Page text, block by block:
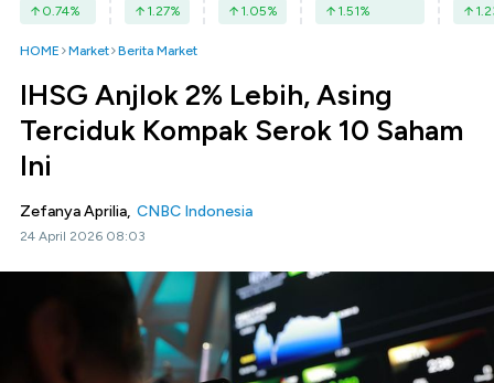
0.74% 1.27% 1.05% 1.51%
HOME Market Berita Market
IHSG Anjlok 2% Lebih, Asing
Terciduk Kompak Serok 10 Saham
Ini
Zefanya Aprilia, CNBC Indonesia
24 April 2026 08:03